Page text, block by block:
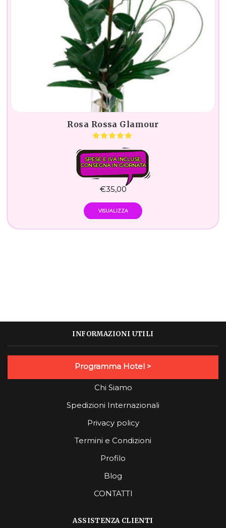
Rosa Rossa Glamour
SPESE E IVA INCLUSE.
CONSEGNA IN GIORNATA
€35,00
VISUALIZZA
INFORMAZIONI UTILI
Programma Hotel >
Chi Siamo
Spedizioni Internazionali
Privacy policy
Termini e Condizioni
Profilo
Blog
CONTATTI
ASSISTENZA CLIENTI